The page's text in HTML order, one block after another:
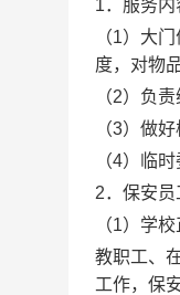
1．服务内
（1）大
度，对物
（2）负
（3）做
（4）
临
2．保安员
（1）学校
教职工、
工作，保